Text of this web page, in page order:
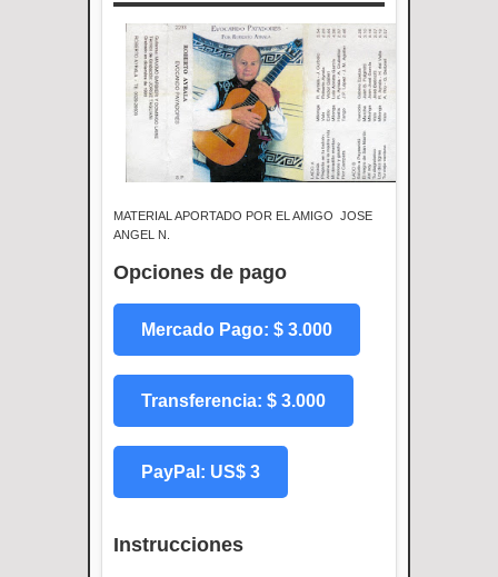
MATERIAL APORTADO POR EL AMIGO JOSE
ANGEL N.
Opciones de pago
Mercado Pago: $ 3.000
Transferencia: $ 3.000
PayPal: US$ 3
Instrucciones